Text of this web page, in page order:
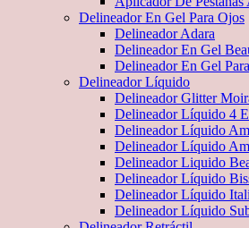
Delineador En Gel Para Ojos
Delineador Adara
Delineador En Gel
Delineador En Gel
Delineador Líquido
Delineador Glitter
Delineador Líquido 4
Delineador Líquido
Delineador Líquido
Delineador Liquido
Delineador Líquido
Delineador Líquido
Delineador Líquido